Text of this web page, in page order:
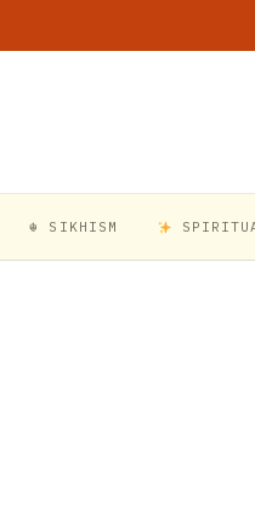
☬ SIKHISM